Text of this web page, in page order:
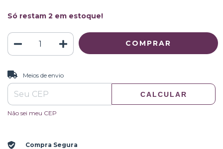
Só restam 2 em estoque!
Entregas para o CEP:
Meios de envio
CALCULAR
Não sei meu CEP
Compra Segura